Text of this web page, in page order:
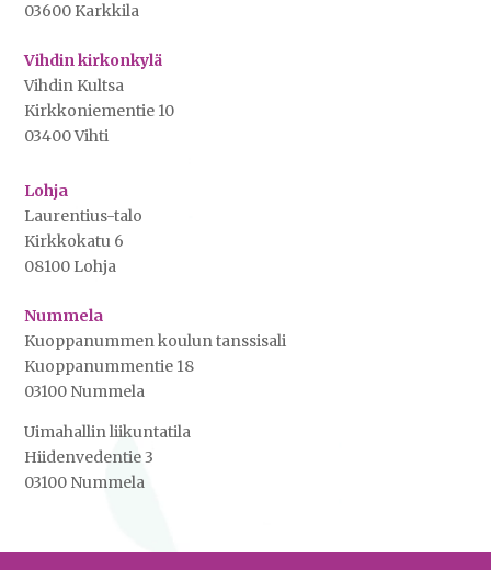
03600 Karkkila
Vihdin kirkonkylä
Vihdin Kultsa
Kirkkoniementie 10
03400 Vihti
Lohja
Laurentius-talo
Kirkkokatu 6
08100 Lohja
Nummela
Kuoppanummen koulun tanssisali
Kuoppanummentie 18
03100 Nummela
Uimahallin liikuntatila
Hiidenvedentie 3
03100 Nummela